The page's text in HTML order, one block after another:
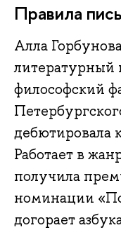
Правила
Алла
литературный
философский
дебютировала
Работает в
получила
номинации
догорает